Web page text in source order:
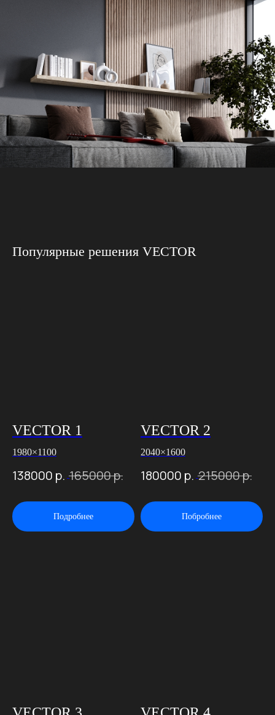
Популярные решения VECTOR
VECTOR 1
1980×1100
138000 р. 165000р.
Подробнее
VECTOR 2
2040×1600
180000 р. 215000р.
Побробнее